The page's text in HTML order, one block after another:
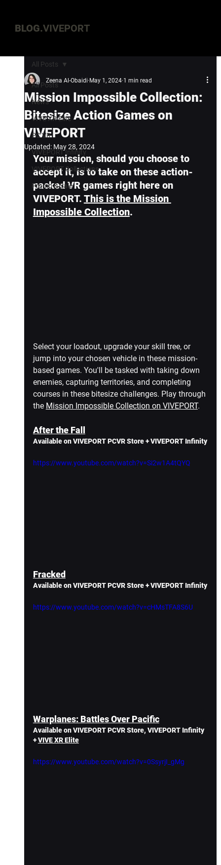
BLOG.VIVEPORT
All Posts
News
VIVE XR Elite
PC VR
VIVEPORT Infinity
VIVEPORT Collections
Promo & Sale
All Posts
Mission Impossible Collection:
Bitesize Action Games on
VIVEPORT
Zeena Al-Obaidi May 1, 2024 1 min read
Updated: May 28, 2024
Your mission, should you choose to
accept it, is to take on these action-
packed VR games right here on
VIVEPORT. This is the Mission
Impossible Collection.
Select your loadout, upgrade your skill tree, or
jump into your chosen vehicle in these mission-
based games. You'll be tasked with taking down
enemies, capturing territories, and completing
courses in these bitesize challenges. Play through
the Mission Impossible Collection on VIVEPORT.
After the Fall
Available on VIVEPORT PCVR Store + VIVEPORT Infinity
https://www.youtube.com/watch?v=Si2w1A4tQYQ
Fracked
Available on VIVEPORT PCVR Store + VIVEPORT Infinity
https://www.youtube.com/watch?v=cHMsTFA8S6U
Warplanes: Battles Over Pacific
Available on VIVEPORT PCVR Store, VIVEPORT Infinity
+ VIVE XR Elite
https://www.youtube.com/watch?v=0SsyrjI_gMg